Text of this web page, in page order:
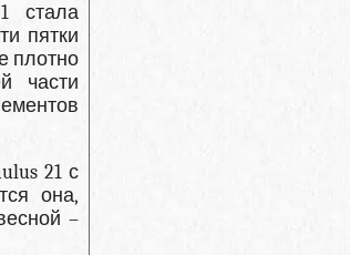
стала
пятки
плотно
части
21 с
она,
–